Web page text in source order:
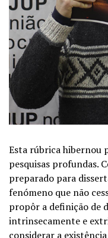
Esta rúbrica hibernou
pesquisas profundas.
preparado para
fenómeno que não
propôr a definição de
intrinsecamente e
considerar a